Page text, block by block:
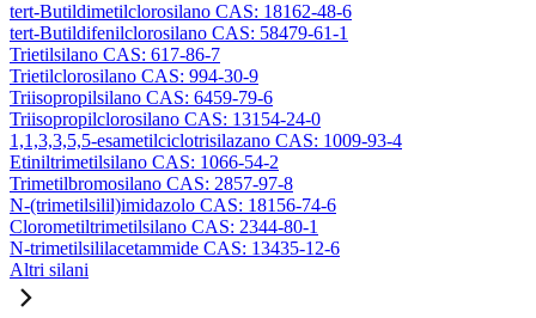
tert-Butildimetilclorosilano CAS: 18162-48-6
tert-Butildifenilclorosilano CAS: 58479-61-1
Trietilsilano CAS: 617-86-7
Trietilclorosilano CAS: 994-30-9
Triisopropilsilano CAS: 6459-79-6
Triisopropilclorosilano CAS: 13154-24-0
1,1,3,3,5,5-esametilciclotrisilazano CAS: 1009-93-4
Etiniltrimetilsilano CAS: 1066-54-2
Trimetilbromosilano CAS: 2857-97-8
N-(trimetilsilil)imidazolo CAS: 18156-74-6
Clorometiltrimetilsilano CAS: 2344-80-1
N-trimetilsililacetammide CAS: 13435-12-6
Altri silani